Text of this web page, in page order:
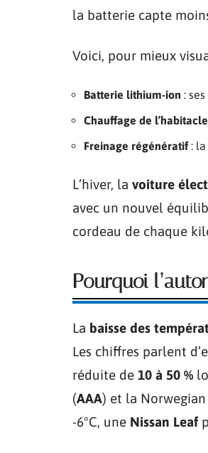
la batterie capte
Voici, pour mieux
Batterie lithium-ion :
Chauffage de l’habitacle
Freinage régénératif: la
L’hiver, la voiture
avec un nouvel
cordeau de chaque
Pourquoi
La baisse des
Les chiffres parlent
réduite de 10 à 50 %
(AAA) et la
-6°C, une Nissan Leaf